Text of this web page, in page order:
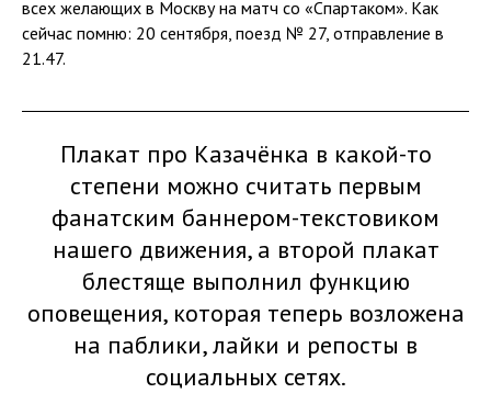
всех желающих в Москву на матч со «Спартаком». Как
сейчас помню: 20 сентября, поезд № 27, отправление в
21.47.
Плакат про Казачёнка в какой-то
степени можно считать первым
фанатским баннером-текстовиком
нашего движения, а второй плакат
блестяще выполнил функцию
оповещения, которая теперь возложена
на паблики, лайки и репосты в
социальных сетях.